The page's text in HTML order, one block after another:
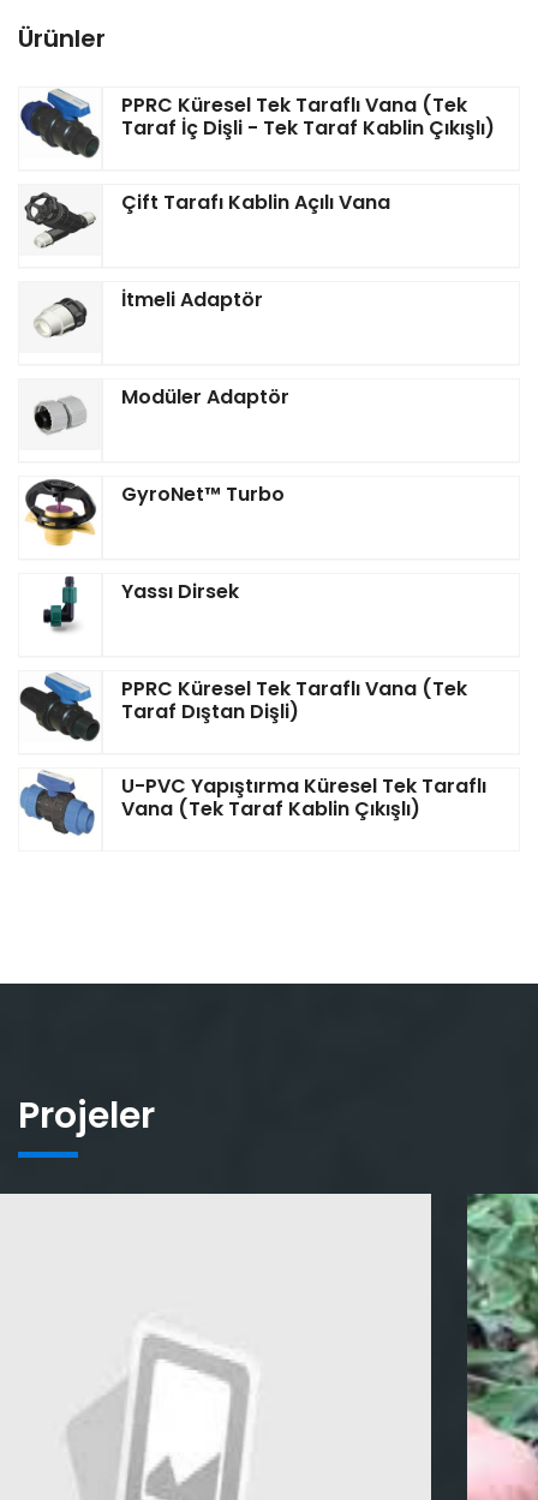
Ürünler
PPRC Küresel Tek Taraflı Vana (Tek
Taraf İç Dişli - Tek Taraf Kablin Çıkışlı)
Çift Tarafı Kablin Açılı Vana
İtmeli Adaptör
Modüler Adaptör
GyroNet™ Turbo
Yassı Dirsek
PPRC Küresel Tek Taraflı Vana (Tek
Taraf Dıştan Dişli)
U-PVC Yapıştırma Küresel Tek Taraflı
Vana (Tek Taraf Kablin Çıkışlı)
Projeler